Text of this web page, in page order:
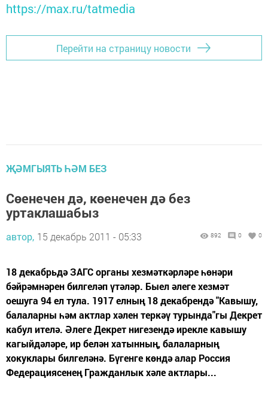
https://max.ru/tatmedia
Перейти на страницу новости
ҖӘМГЫЯТЬ ҺӘМ БЕЗ
Сөенечен дә, көенечен дә без
уртаклашабыз
автор, 15 декабрь 2011 - 05:33 892 0 0
18 декабрьдә ЗАГС органы хезмәткәрләре һөнәри
бәйрәмнәрен билгеләп үтәләр. Быел әлеге хезмәт
оешуга 94 ел тула. 1917 елның 18 декабрендә "Кавышу,
балаларны һәм актлар хәлен теркәү турында"гы Декрет
кабул ителә. Әлеге Декрет нигезендә ирекле кавышу
кагыйдәләре, ир белән хатынның, балаларның
хокуклары билгеләнә. Бүгенге көндә алар Россия
Федерациясенең Гражданлык хәле актлары...